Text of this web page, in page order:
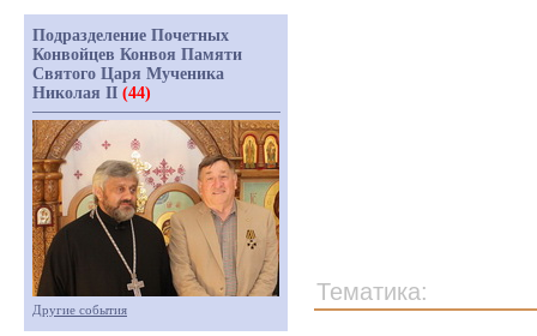
Тематика:
Подразделение Почетных
Конвойцев Конвоя Памяти
Святого Царя Мученика
Николая II (44)
Другие события